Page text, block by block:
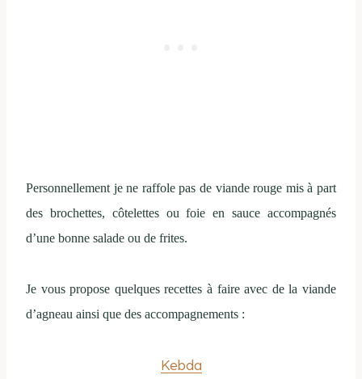
Personnellement je ne raffole pas de viande rouge mis à part
des brochettes, côtelettes ou foie en sauce accompagnés
d’une bonne salade ou de frites.
Je vous propose quelques recettes à faire avec de la viande
d’agneau ainsi que des accompagnements :
Kebda